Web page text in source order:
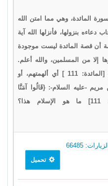
المائدة، وهي مما امتن الله
بنزولها، فأنزلها الله آية
أن قصة المائدة ليست موجودة
إلا من المسلمين، والله أعلم.
وقوله: {وَإِذْ أَوْحَيْتُ إِلَى الْحَوَارِيِّينَ} [المائدة: 111 ] أي ألهمتهم، أو
-عليه السلام-: {قَالُوا آمَنَّا
الزيارات: 66485
تحميل